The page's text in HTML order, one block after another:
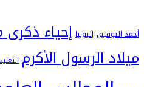
إثيوبيا
الرسول الأكرم التعليم العتيق